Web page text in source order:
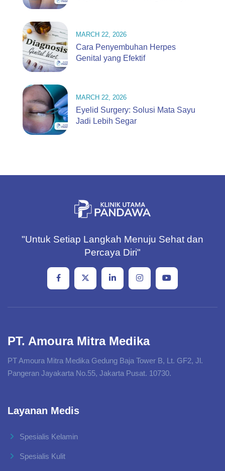
MARCH 22, 2026
Cara Penyembuhan Herpes
Genital yang Efektif
MARCH 22, 2026
Eyelid Surgery: Solusi Mata Sayu
Jadi Lebih Segar
"Untuk Setiap Langkah Menuju Sehat dan
Percaya Diri"
PT. Amoura Mitra Medika
PT Amoura Mitra Medika Gedung Baja Tower B, Lt. GF2, Jl.
Pangeran Jayakarta No.55, Jakarta Pusat. 10730.
Layanan Medis
Spesialis Kelamin
Spesialis Kulit